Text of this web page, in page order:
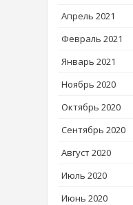
Апрель 2021
Февраль 2021
Январь 2021
Ноябрь 2020
Октябрь 2020
Сентябрь 2020
Август 2020
Июль 2020
Июнь 2020